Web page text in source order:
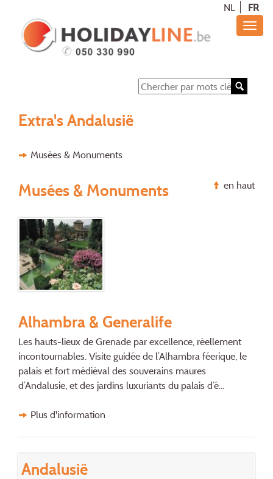
NL FR
Extra's Andalusië
Musées & Monuments
en haut
Musées & Monuments
Alhambra & Generalife
Les hauts-lieux de Grenade par excellence, réellement
incontournables. Visite guidée de l’Alhambra féerique, le
palais et fort médiéval des souverains maures
d’Andalusie, et des jardins luxuriants du palais d’é...
Plus d'information
Andalusië